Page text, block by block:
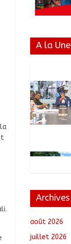
A la Une
Archives
août 2026
juillet 2026